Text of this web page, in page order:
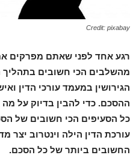
Credit: pixabay
רגע אחד לפני שאתם מפרקים
מהשלבים הכי חשובים בתהליך
הגירושין במעמד עורכי הדין
ההסכם. כדי להבין בדיוק על
כל הסעיפים הכי חשובים של
עורכת הדין הילה וינטרוב יצר
החשובים ביותר של כל הסכם.